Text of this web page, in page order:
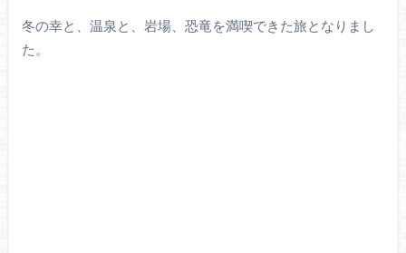
冬の幸と、温泉と、岩場、恐竜を満喫できた旅となりまし
た。